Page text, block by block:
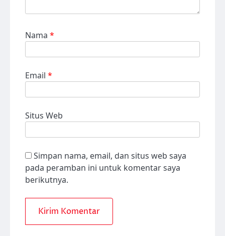
Nama *
Email *
Situs Web
Simpan nama, email, dan situs web saya
pada peramban ini untuk komentar saya
berikutnya.